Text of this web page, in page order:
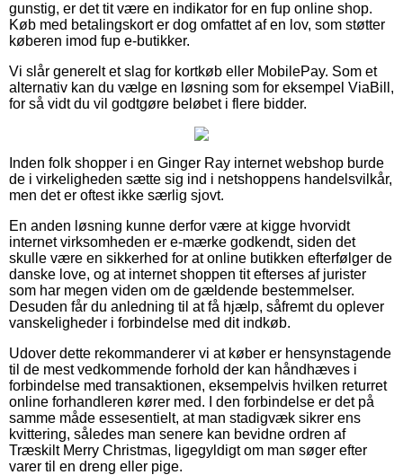
gunstig, er det tit være en indikator for en fup online shop.
Køb med betalingskort er dog omfattet af en lov, som støtter
køberen imod fup e-butikker.
Vi slår generelt et slag for kortkøb eller MobilePay. Som et
alternativ kan du vælge en løsning som for eksempel ViaBill,
for så vidt du vil godtgøre beløbet i flere bidder.
Inden folk shopper i en Ginger Ray internet webshop burde
de i virkeligheden sætte sig ind i netshoppens handelsvilkår,
men det er oftest ikke særlig sjovt.
En anden løsning kunne derfor være at kigge hvorvidt
internet virksomheden er e-mærke godkendt, siden det
skulle være en sikkerhed for at online butikken efterfølger de
danske love, og at internet shoppen tit efterses af jurister
som har megen viden om de gældende bestemmelser.
Desuden får du anledning til at få hjælp, såfremt du oplever
vanskeligheder i forbindelse med dit indkøb.
Udover dette rekommanderer vi at køber er hensynstagende
til de mest vedkommende forhold der kan håndhæves i
forbindelse med transaktionen, eksempelvis hvilken returret
online forhandleren kører med. I den forbindelse er det på
samme måde essesentielt, at man stadigvæk sikrer ens
kvittering, således man senere kan bevidne ordren af
Træskilt Merry Christmas, ligegyldigt om man søger efter
varer til en dreng eller pige.